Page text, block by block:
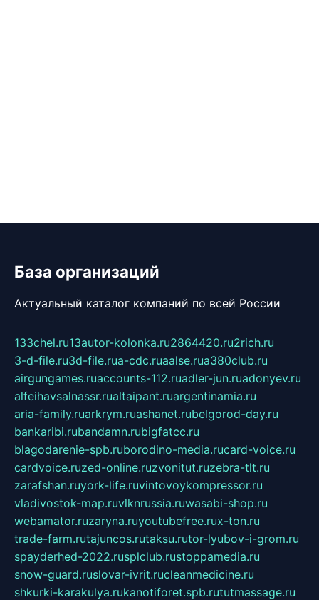
База организаций
Актуальный каталог компаний по всей России
133chel.ru13autor-kolonka.ru2864420.ru2rich.ru
3-d-file.ru3d-file.rua-cdc.ruaalse.rua380club.ru
airgungames.ruaccounts-112.ruadler-jun.ruadonyev.ru
alfeihavsalnassr.rualtaipant.ruargentinamia.ru
aria-family.ruarkrym.ruashanet.rubelgorod-day.ru
bankaribi.rubandamn.rubigfatcc.ru
blagodarenie-spb.ruborodino-media.rucard-voice.ru
cardvoice.ruzed-online.ruzvonitut.ruzebra-tlt.ru
zarafshan.ruyork-life.ruvintovoykompressor.ru
vladivostok-map.ruvlknrussia.ruwasabi-shop.ru
webamator.ruzaryna.ruyoutubefree.rux-ton.ru
trade-farm.rutajuncos.rutaksu.rutor-lyubov-i-grom.ru
spayderhed-2022.rusplclub.rustoppamedia.ru
snow-guard.ruslovar-ivrit.rucleanmedicine.ru
shkurki-karakulya.rukanotiforet.spb.rututmassage.ru